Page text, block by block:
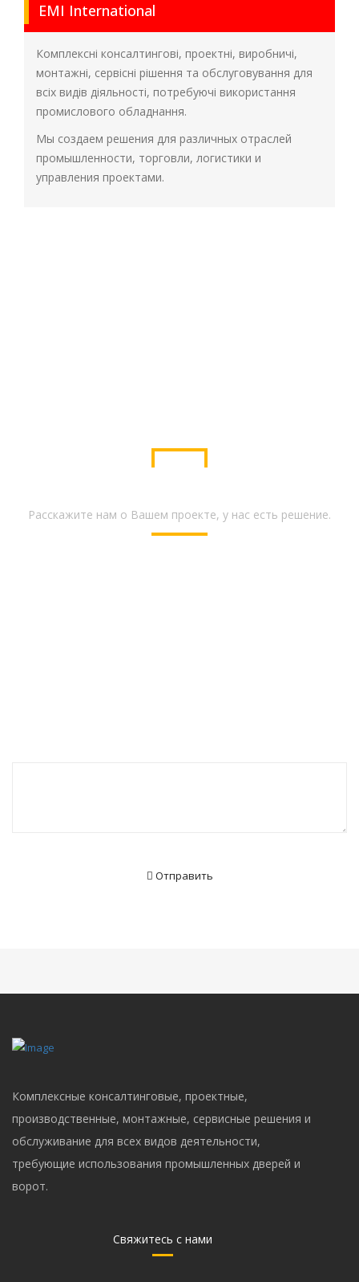
EMI International
Комплексні консалтингові, проектні, виробничі,
монтажні, сервісні рішення та обслуговування для
всіх видів діяльності, потребуючі використання
промислового обладнання.
Мы создаем решения для различных отраслей
промышленности, торговли, логистики и
управления проектами.
Расскажите нам о Вашем проекте, у нас есть решение.
Отправить
Комплексные консалтинговые, проектные,
производственные, монтажные, сервисные решения и
обслуживание для всех видов деятельности,
требующие использования промышленных дверей и
ворот.
Свяжитесь с нами